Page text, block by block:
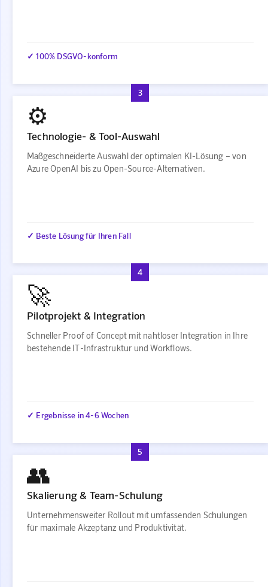
✓ 100% DSGVO-konform
3
⚙️
Technologie- & Tool-Auswahl
Maßgeschneiderte Auswahl der optimalen KI-Lösung – von
Azure OpenAI bis zu Open-Source-Alternativen.
✓ Beste Lösung für Ihren Fall
4
🚀
Pilotprojekt & Integration
Schneller Proof of Concept mit nahtloser Integration in Ihre
bestehende IT-Infrastruktur und Workflows.
✓ Ergebnisse in 4-6 Wochen
5
👥
Skalierung & Team-Schulung
Unternehmensweiter Rollout mit umfassenden Schulungen
für maximale Akzeptanz und Produktivität.